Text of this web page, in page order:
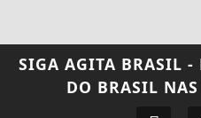
SIGA AGITA BRASIL -
DO BRASIL